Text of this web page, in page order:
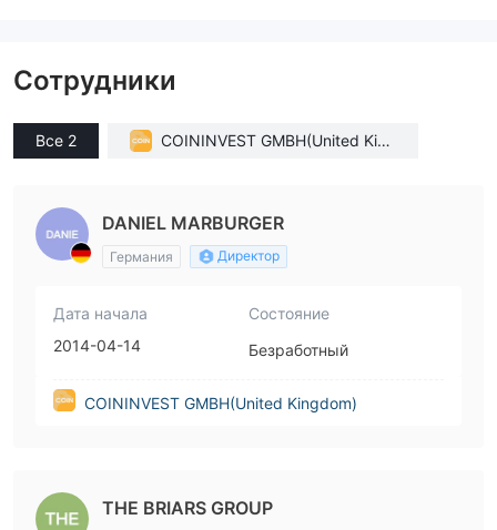
Сотрудники
Все 2
COININVEST GMBH(United King
DANIEL MARBURGER
Германия Директор
Дата начала
2014-04-14
Состояние
Безработный
COININVEST GMBH(United Kingdom)
THE BRIARS GROUP